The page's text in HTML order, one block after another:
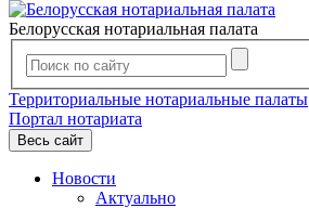
Белорусская нотариальная палата
Территориальные нотариальные палаты
Портал нотариата
Весь сайт
Новости
Актуально